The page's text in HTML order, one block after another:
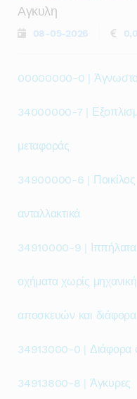
Αγκυλη
08-05-2026
00000000-0 |
34000000-7 |
μεταφοράς
34900000-6 | Ποικίλος
ανταλλακτικά
34910000-9 | Ιππήλατα
οχήματα χωρίς
αποσκευών και διάφορα
34913000-0 | Διάφορα
34913800-8 | Άγκυρες